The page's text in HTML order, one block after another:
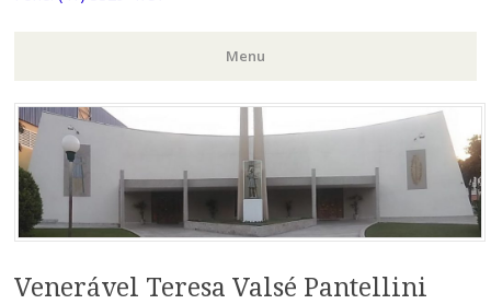
Menu
Pular
para
o
conteúdo
Venerável Teresa Valsé Pantellini